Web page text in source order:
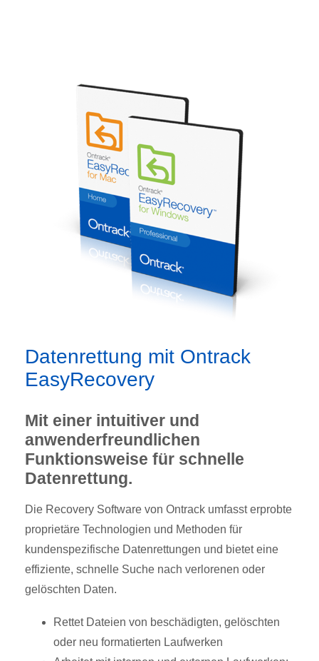
Datenrettung mit Ontrack
EasyRecovery
Mit einer intuitiver und
anwenderfreundlichen
Funktionsweise für schnelle
Datenrettung.
Die Recovery Software von Ontrack umfasst erprobte
proprietäre Technologien und Methoden für
kundenspezifische Datenrettungen und bietet eine
effiziente, schnelle Suche nach verlorenen oder
gelöschten Daten.
Rettet Dateien von beschädigten, gelöschten
oder neu formatierten Laufwerken